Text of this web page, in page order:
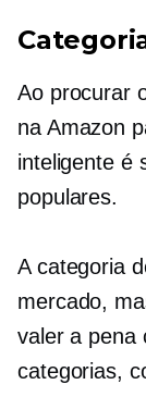
Ao procurar
na Amazon
inteligente é
populares.
A categoria
mercado,
valer a pena
categorias,